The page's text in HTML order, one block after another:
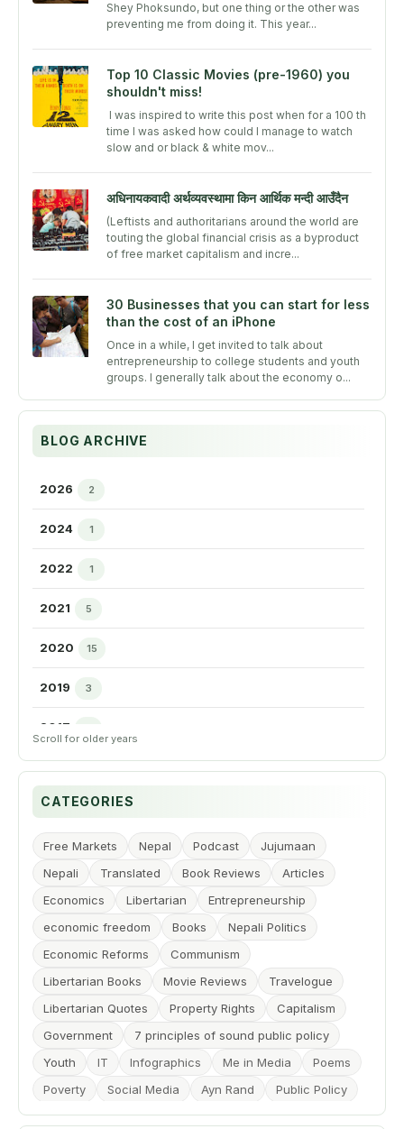
Shey Phoksundo, but one thing or the other was
preventing me from doing it. This year...
Top 10 Classic Movies (pre-1960) you
shouldn't miss!
I was inspired to write this post when for a 100 th
time I was asked how could I manage to watch
slow and or black & white mov...
अधिनायकवादी अर्थव्यवस्थामा किन आर्थिक मन्दी आउँदैन
(Leftists and authoritarians around the world are
touting the global financial crisis as a byproduct
of free market capitalism and incre...
30 Businesses that you can start for less
than the cost of an iPhone
Once in a while, I get invited to talk about
entrepreneurship to college students and youth
groups. I generally talk about the economy o...
BLOG ARCHIVE
2026 2
2024 1
2022 1
2021 5
2020 15
2019 3
2017
2015 7
2014 15
68
2012 34
Dec
Nov
Oct
Sep
Aug 12
CATEGORIES
Free Markets Nepal Podcast
Jujumaan
Nepali
Translated Book Reviews
Articles
Economics
Libertarian
Entrepreneurship
economic freedom
Books
Nepali Politics
Economic Reforms
Communism
Libertarian Books
Movie Reviews
Travelogue
Libertarian Quotes
Property Rights
Capitalism
Government
7 principles of sound public policy
Youth
IT Infographics Me in Media
Poems
Poverty
Social Media Ayn Rand
Public Policy
Freedom of Speech
Globalization Liberalization